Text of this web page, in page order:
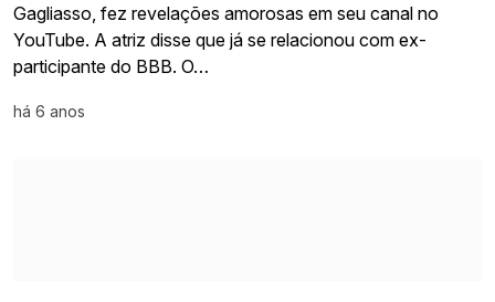
Gagliasso, fez revelações amorosas em seu canal no
YouTube. A atriz disse que já se relacionou com ex-
participante do BBB. O…
há 6 anos